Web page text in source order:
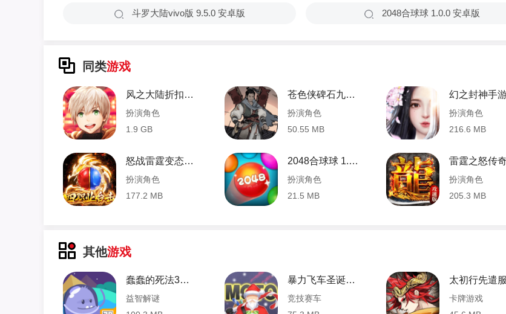
斗罗大陆vivo版 9.5.0 安卓版 2048合球球 1.0.0 安卓版
同类游戏
风之大陆折扣端 1.58.0 安卓版
扮演角色
1.9 GB
苍色侠碑石九游版 1.00.01 安卓版
扮演角色
50.55 MB
扮演角色
216.6 MB
怒战雷霆变态版 1.0 安卓版
扮演角色
177.2 MB
2048合球球 1.0.0 安卓版
扮演角色
21.5 MB
扮演角色
205.3 MB
其他游戏
蠢蠢的死法3中文版 1.08 安卓版
益智解谜
暴力飞车圣诞版 1.0.0 安卓版
竞技赛车
卡牌游戏